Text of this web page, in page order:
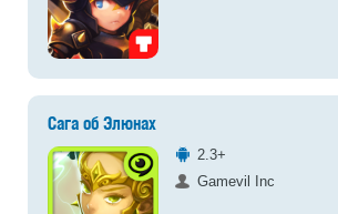
Сага об Элюнах
2.3+
Gamevil Inc